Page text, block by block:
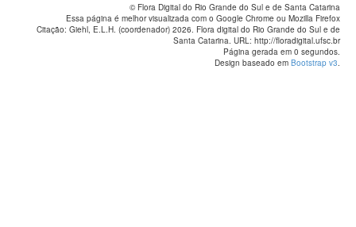
© Flora Digital do Rio Grande do Sul e de Santa Catarina
Essa página é melhor visualizada com o Google Chrome ou Mozilla Firefox
Citação: Giehl, E.L.H. (coordenador) 2026. Flora digital do Rio Grande do Sul e de
Santa Catarina. URL: http://floradigital.ufsc.br
Página gerada em 0 segundos.
Design baseado em Bootstrap v3